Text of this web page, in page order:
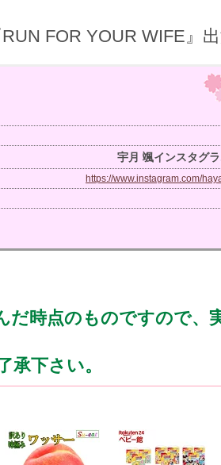
FOR YOUR WIFE』
宇月 颯インスタグ
https://www.instagram.com/
だ時点のものですので、
承下さい。